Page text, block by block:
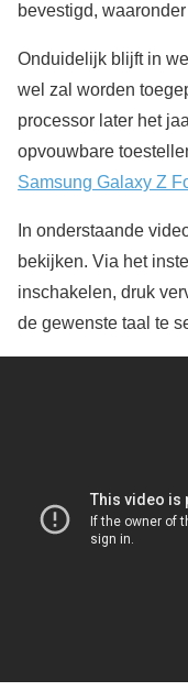
bevestigd,
Onduidelijk blijft in
wel zal worden
processor later het
opvouwbare
Samsung Galaxy Z
In onderstaande
bekijken. Via het
inschakelen, druk
de gewenste taal te